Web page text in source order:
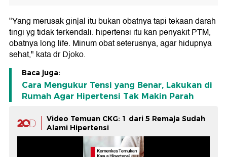
"Yang merusak ginjal itu bukan obatnya tapi tekaan darah
tingi yg tidak terkendali. hipertensi itu kan penyakit PTM,
obatnya long life. Minum obat seterusnya, agar hidupnya
sehat," kata dr Djoko.
Baca juga:
Cara Mengukur Tensi yang Benar, Lakukan di
Rumah Agar Hipertensi Tak Makin Parah
Video Temuan CKG: 1 dari 5 Remaja Sudah
Alami Hipertensi